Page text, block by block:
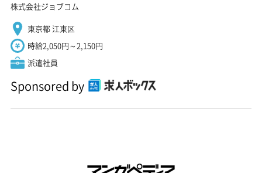
株式会社ジョブコム
東京都 江東区
時給2,050円～2,150円
派遣社員
Sponsored by